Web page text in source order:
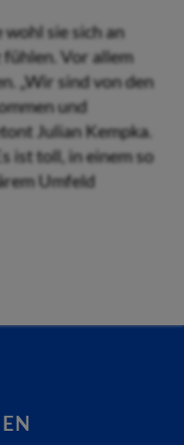
sie sich an
Vor allem
„Wir sind von den
und
Julian Kempka.
ist toll, in einem so
Umfeld